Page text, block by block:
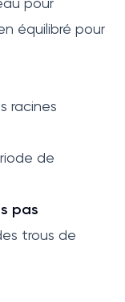
équilibré pour
racines
de
pas
trous de